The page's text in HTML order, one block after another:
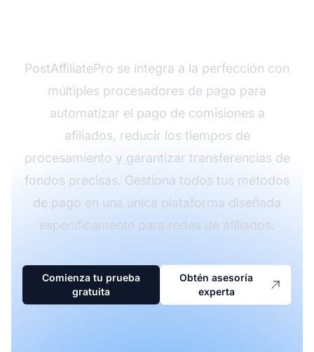
PostAffiliatePro se integra a la perfección con
múltiples procesadores de pago para
automatizar el pago de comisiones a
afiliados, reducir los tiempos de
procesamiento y garantizar transferencias de
fondos precisas. Gestiona todos tus métodos
de pago en una única plataforma diseñada
específicamente para redes de afiliados.
Comienza tu prueba
gratuita
Obtén asesoría
experta